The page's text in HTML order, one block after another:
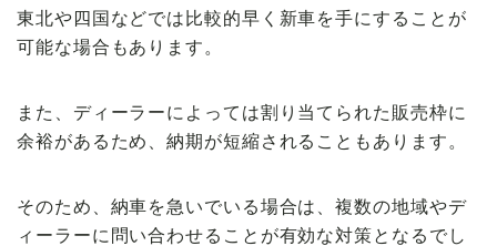
東北や四国などでは比較的早く新車を手にすることが
可能な場合もあります。
また、ディーラーによっては割り当てられた販売枠に
余裕があるため、納期が短縮されることもあります。
そのため、納車を急いでいる場合は、複数の地域やデ
ィーラーに問い合わせることが有効な対策となるでし